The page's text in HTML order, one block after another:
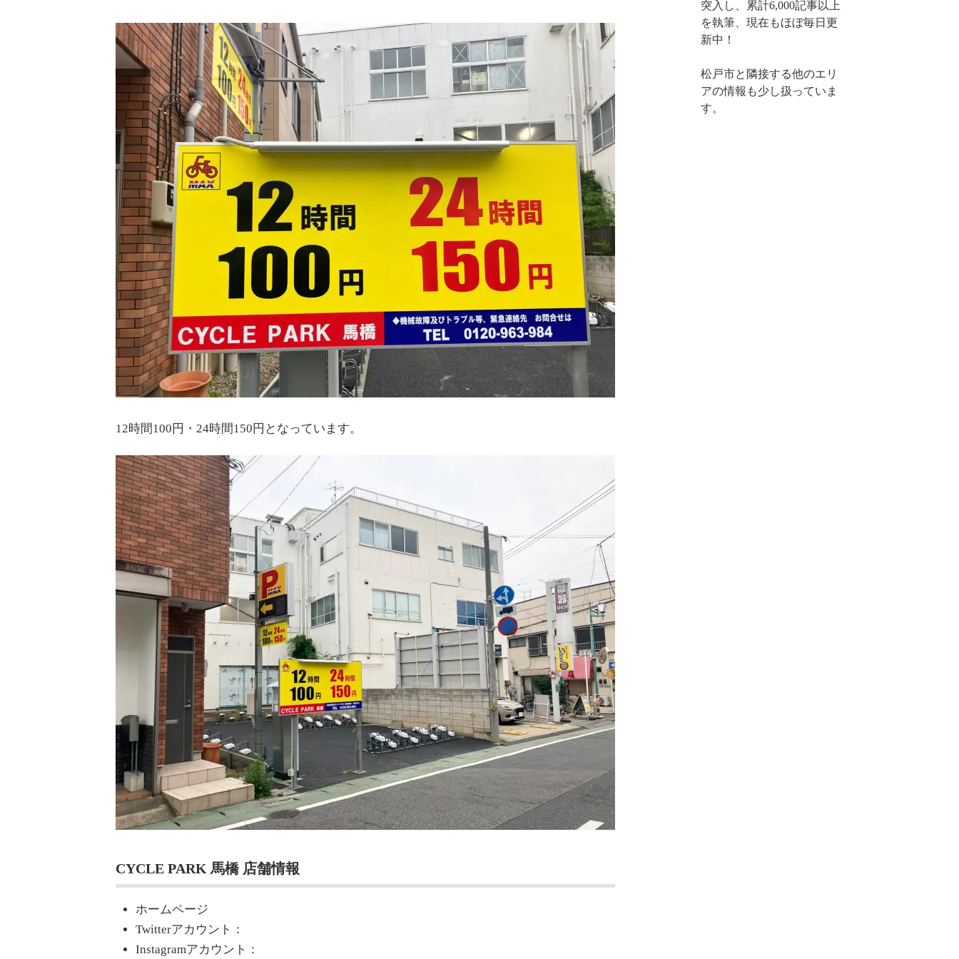
12時間100円・24時間150円となっています。
CYCLE PARK 馬橋 店舗情報
ホームページ
Twitterアカウント：
Instagramアカウント：
突入し、累計6,000記事以上
を執筆、現在もほぼ毎日更
新中！
松戸市と隣接する他のエリ
アの情報も少し扱っていま
す。